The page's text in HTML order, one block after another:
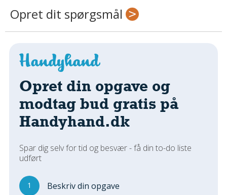
Udskiftning Og Montage
Om Materialer
Tips Og Tests
VVS
Montage Og Udskiftning
Reparation Og Vedligehold
Varme Og Energi
Andet
MALER
Indendørs
Opret dit spørgsmål
Opret din opgave og
modtag bud gratis på
Handyhand.dk
Spar dig selv for tid og besvær - få din to-do liste
udført
1 Beskriv din opgave